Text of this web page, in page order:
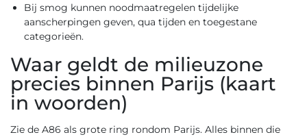
Bij smog kunnen noodmaatregelen tijdelijke
aanscherpingen geven, qua tijden en toegestane
categorieën.
Waar geldt de milieuzone
precies binnen Parijs (kaart
in woorden)
Zie de A86 als grote ring rondom Parijs. Alles binnen die